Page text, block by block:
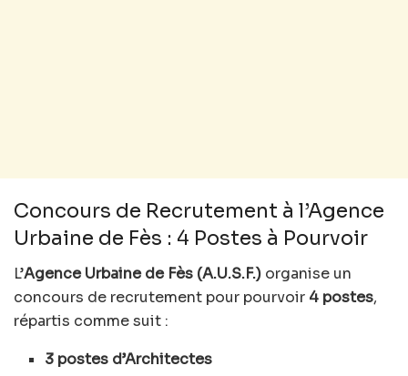
Concours de Recrutement à l’Agence
Urbaine de Fès : 4 Postes à Pourvoir
L’Agence Urbaine de Fès (A.U.S.F.) organise un
concours de recrutement pour pourvoir 4 postes,
répartis comme suit :
3 postes d’Architectes